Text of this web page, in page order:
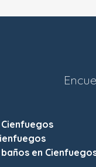
Cienfuegos
baños en